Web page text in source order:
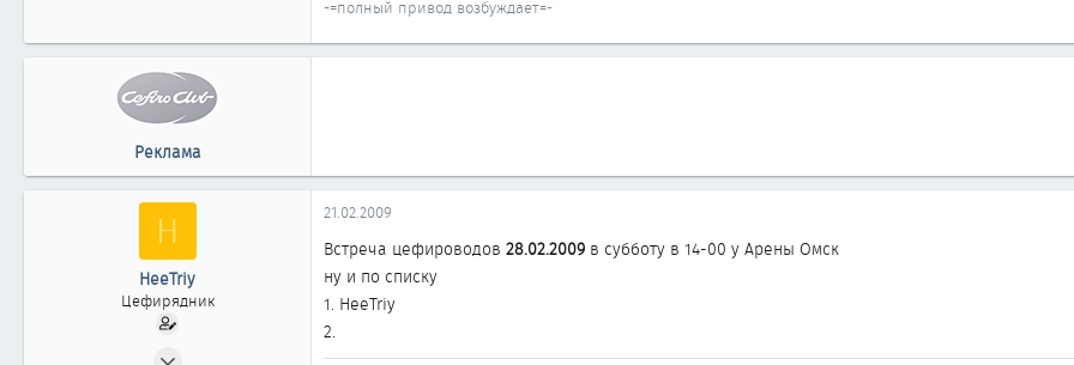
-=полный привод возбуждает=-
Реклама
H
HeeTriy
Цефирядник
21.02.2009
Встреча цефироводов 28.02.2009 в субботу в 14-00 у Арены Омск
ну и по списку
1. HeeTriy
2.